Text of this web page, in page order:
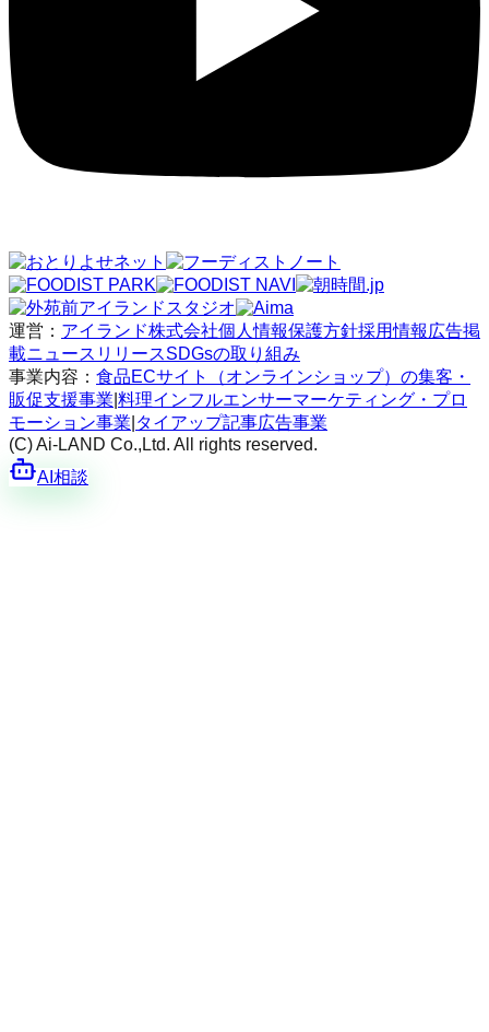
運営： アイランド株式会社個人情報保護方針採用情報 広告掲
載ニュースリリースSDGsの取り組み
事業内容： 食品ECサイト（オンラインショップ）の集客・
販促支援事業 料理インフルエンサーマーケティング・プロ
モーション事業 タイアップ記事広告事業
(C) Ai-LAND Co.,Ltd. All rights reserved.
AI相談